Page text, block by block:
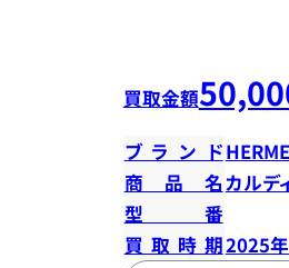
買取金額
ブランド
商品名 カルデ
型番
買取時期2025